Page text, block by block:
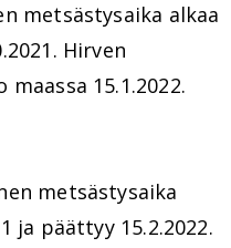
metsästysaika alkaa
Hirven
15.1.2022.
metsästysaika
ja päättyy 15.2.2022.